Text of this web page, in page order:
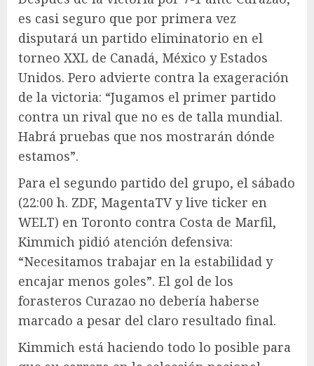
es casi seguro que por primera vez
disputará un partido eliminatorio en el
torneo XXL de Canadá, México y Estados
Unidos. Pero advierte contra la exageración
de la victoria: “Jugamos el primer partido
contra un rival que no es de talla mundial.
Habrá pruebas que nos mostrarán dónde
estamos”.
Para el segundo partido del grupo, el sábado
(22:00 h. ZDF, MagentaTV y live ticker en
WELT) en Toronto contra Costa de Marfil,
Kimmich pidió atención defensiva:
“Necesitamos trabajar en la estabilidad y
encajar menos goles”. El gol de los
forasteros Curazao no debería haberse
marcado a pesar del claro resultado final.
Kimmich está haciendo todo lo posible para